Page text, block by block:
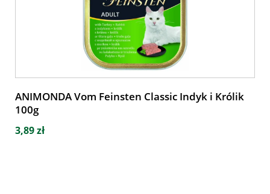
ANIMONDA Vom Feinsten Classic Indyk i Królik
100g
3,89 zł